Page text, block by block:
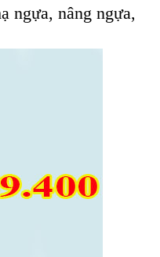
ngựa, nâng ngựa,